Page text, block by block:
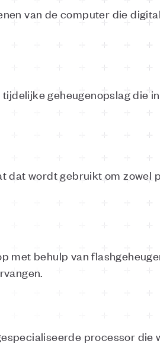
van de computer die
geheugenopslag die
dat wordt gebruikt om zowel
met behulp van
processor